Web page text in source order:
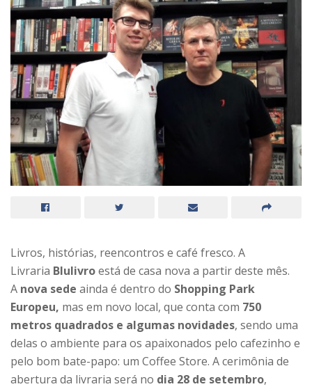
Livros, histórias, reencontros e café fresco. A
Livraria Blulivroestá de casa nova a partir deste mês.
A nova sede ainda é dentro do Shopping Park
Europeu, mas em novo local, que conta com 750
metros quadrados e algumas novidades, sendo uma
delas o ambiente para os apaixonados pelo cafezinho e
pelo bom bate-papo: um Coffee Store. A cerimônia de
abertura da livraria será no dia 28 de setembro,